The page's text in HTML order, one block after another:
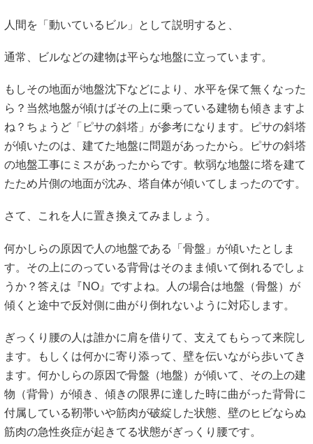
人間を「動いているビル」として説明すると、
通常、ビルなどの建物は平らな地盤に立っています。
もしその地面が地盤沈下などにより、水平を保て無くなった
ら？当然地盤が傾けばその上に乗っている建物も傾きますよ
ね？ちょうど「ピサの斜塔」が参考になります。ピサの斜塔
が傾いたのは、建てた地盤に問題があったから。ピサの斜塔
の地盤工事にミスがあったからです。軟弱な地盤に塔を建て
たため片側の地面が沈み、塔自体が傾いてしまったのです。
さて、これを人に置き換えてみましょう。
何かしらの原因で人の地盤である「骨盤」が傾いたとしま
す。その上にのっている背骨はそのまま傾いて倒れるでしょ
うか？答えは『NO』ですよね。人の場合は地盤（骨盤）が
傾くと途中で反対側に曲がり倒れないように対応します。
ぎっくり腰の人は誰かに肩を借りて、支えてもらって来院し
ます。もしくは何かに寄り添って、壁を伝いながら歩いてき
ます。何かしらの原因で骨盤（地盤）が傾いて、その上の建
物（背骨）が傾き、傾きの限界に達した時に曲がった背骨に
付属している靭帯いや筋肉が破綻した状態、壁のヒビならぬ
筋肉の急性炎症が起きてる状態がぎっくり腰です。